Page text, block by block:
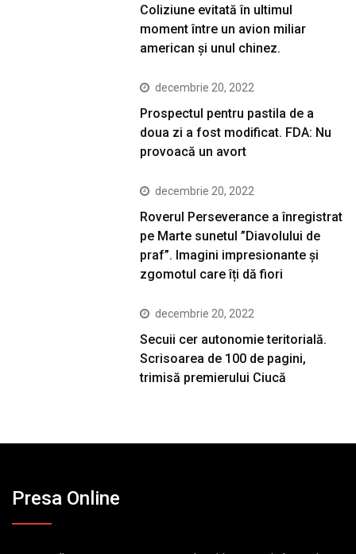
Coliziune evitată în ultimul
moment între un avion miliar
american şi unul chinez.
decembrie 20, 2022
Prospectul pentru pastila de a
doua zi a fost modificat. FDA: Nu
provoacă un avort
decembrie 20, 2022
Roverul Perseverance a înregistrat
pe Marte sunetul ”Diavolului de
praf”. Imagini impresionante și
zgomotul care îți dă fiori
decembrie 20, 2022
Secuii cer autonomie teritorială.
Scrisoarea de 100 de pagini,
trimisă premierului Ciucă
Presa Online